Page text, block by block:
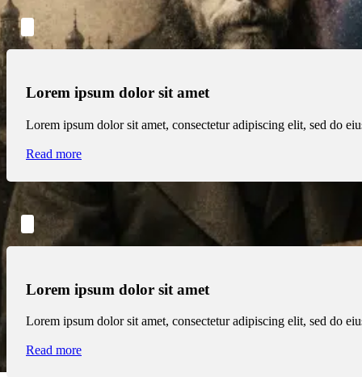
Lorem ipsum dolor sit amet
Lorem ipsum dolor sit amet, consectetur adipiscing elit, sed do
Read more
Lorem ipsum dolor sit amet
Lorem ipsum dolor sit amet, consectetur adipiscing elit, sed do
Read more